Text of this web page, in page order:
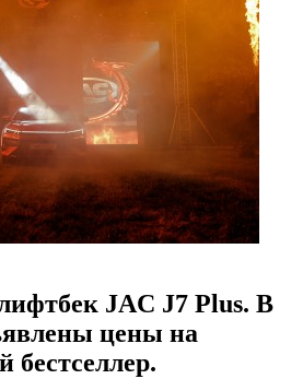
JAC J7 Plus. В
цены на
бестселлер.